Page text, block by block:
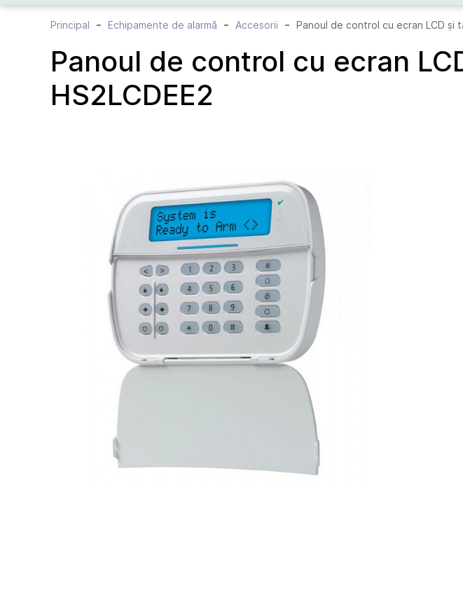
Principal Echipamente de alarmă Accesorii Panoul de control cu ecran LCD și
Panoul de control cu ecran
HS2LCDEE2